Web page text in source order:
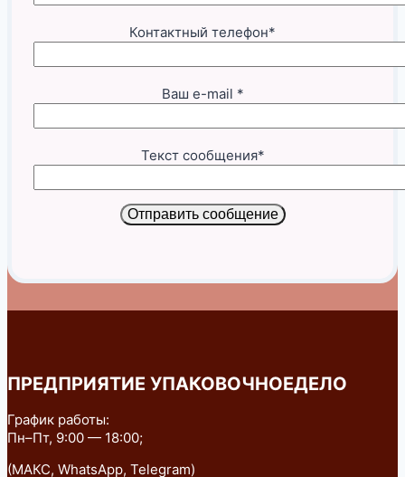
Контактный телефон*
Ваш e-mail *
Текст сообщения*
Отправить сообщение
ПРЕДПРИЯТИЕ УПАКОВОЧНОЕДЕЛО
График работы:
Пн–Пт, 9:00 — 18:00;
(МАКС, WhatsApp, Telegram)